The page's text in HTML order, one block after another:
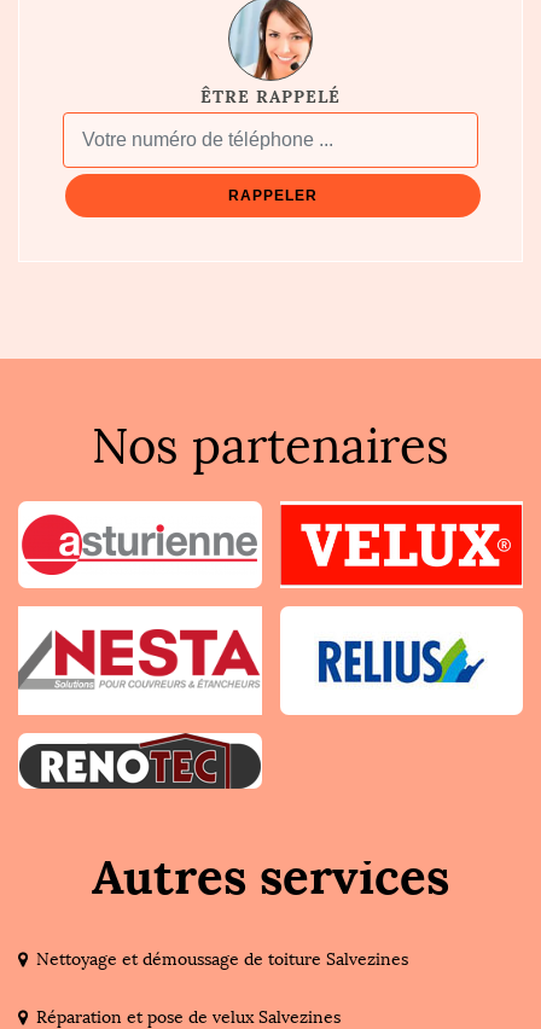
ÊTRE RAPPELÉ
Nos partenaires
Autres services
Nettoyage et démoussage de toiture Salvezines
Réparation et pose de velux Salvezines